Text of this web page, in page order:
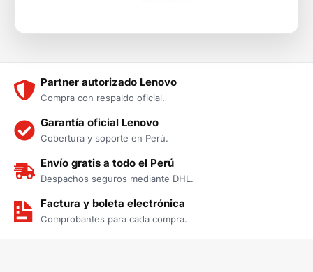
Partner autorizado Lenovo
Compra con respaldo oficial.
Garantía oficial Lenovo
Cobertura y soporte en Perú.
Envío gratis a todo el Perú
Despachos seguros mediante DHL.
Factura y boleta electrónica
Comprobantes para cada compra.